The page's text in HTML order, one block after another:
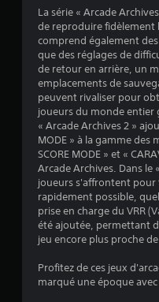
La série « Arcade
de reproduire fidèlement
comprend également
que des réglages de
de retour en arrière, un
emplacements de
peuvent rivaliser pour
joueurs du monde entier
« Arcade Archives 2 »
MODE » à la gamme des
SCORE MODE » et «
Arcade Archives. Dans le
joueurs s'affrontent pour
rapidement possible,
prise en charge du VRR
été ajoutée, permettant
jeu encore plus proche
Profitez de ces jeux
marqué une époque